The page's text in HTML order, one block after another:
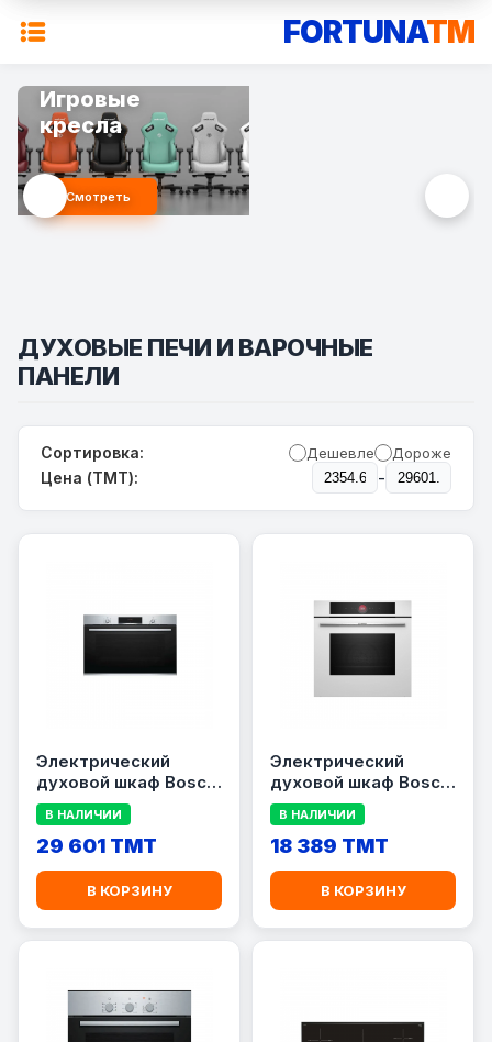
FORTUNATM
Игровые
кресла
Смотреть
ДУХОВЫЕ ПЕЧИ И ВАРОЧНЫЕ
ПАНЕЛИ
Сортировка: Дешевле Дороже
Цена (TMT): -
Электрический
духовой шкаф Bosch
VBD554FS0
В НАЛИЧИИ
29 601 TMT
В КОРЗИНУ
Электрический
духовой шкаф Bosch
HBG7341W1
В НАЛИЧИИ
18 389 TMT
В КОРЗИНУ